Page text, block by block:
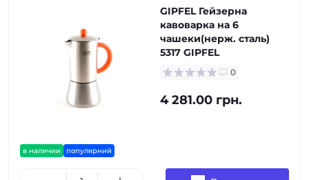
в наличии популярний
GIPFEL Гейзерна
кавоварка на 6
чашеки(нерж. сталь)
5317 GIPFEL
0
4 281.00 грн.